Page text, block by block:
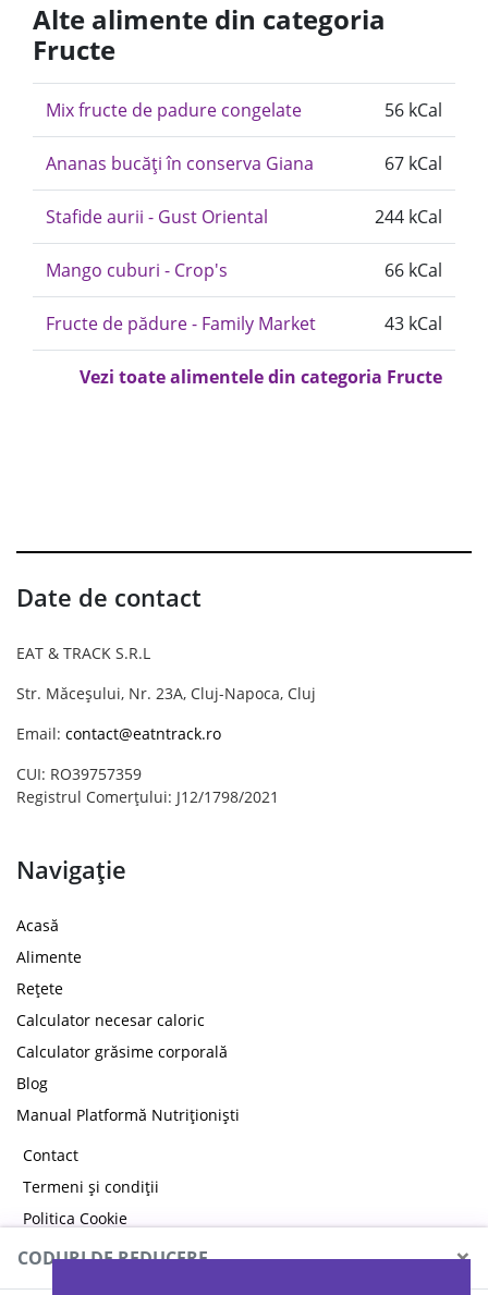
Alte alimente din categoria
Fructe
Mix fructe de padure congelate 56 kCal
Ananas bucăți în conserva Giana 67 kCal
Stafide aurii - Gust Oriental 244 kCal
Mango cuburi - Crop's 66 kCal
Fructe de pădure - Family Market 43 kCal
Vezi toate alimentele din categoria Fructe
Date de contact
EAT & TRACK S.R.L
Str. Măceșului, Nr. 23A, Cluj-Napoca, Cluj
Email: contact@eatntrack.ro
CUI: RO39757359
Registrul Comerțului: J12/1798/2021
Navigație
Acasă
Alimente
Rețete
Calculator necesar caloric
Calculator grăsime corporală
Blog
Manual Platformă Nutriționiști
Contact
Termeni și condiții
Politica Cookie
Politica de confidențialitate
CODURI DE REDUCERE ×